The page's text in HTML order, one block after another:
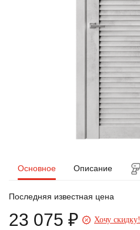
Основное Описание
Последняя известная цена
23 075 ₽ Хочу скидку!